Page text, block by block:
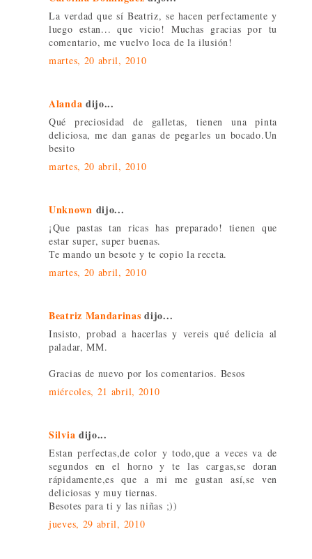
La verdad que sí Beatriz, se hacen perfectamente y
luego estan... que vicio! Muchas gracias por tu
comentario, me vuelvo loca de la ilusión!
martes, 20 abril, 2010
Alanda dijo...
Qué preciosidad de galletas, tienen una pinta
deliciosa, me dan ganas de pegarles un bocado.Un
besito
martes, 20 abril, 2010
Unknown dijo...
¡Que pastas tan ricas has preparado! tienen que
estar super, super buenas.
Te mando un besote y te copio la receta.
martes, 20 abril, 2010
Beatriz Mandarinas dijo...
Insisto, probad a hacerlas y vereis qué delicia al
paladar, MM.
Gracias de nuevo por los comentarios. Besos
miércoles, 21 abril, 2010
Silvia dijo...
Estan perfectas,de color y todo,que a veces va de
segundos en el horno y te las cargas,se doran
rápidamente,es que a mi me gustan así,se ven
deliciosas y muy tiernas.
Besotes para ti y las niñas ;))
jueves, 29 abril, 2010